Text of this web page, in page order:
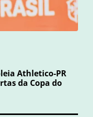
Athletico-PR
da Copa do